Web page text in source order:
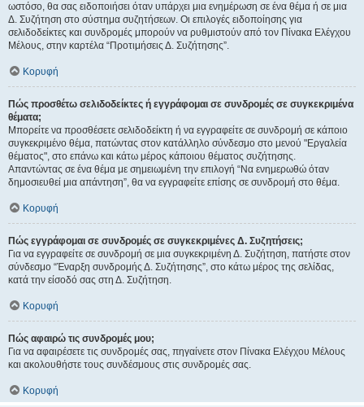
ωστόσο, θα σας ειδοποιήσει όταν υπάρχει μια ενημέρωση σε ένα θέμα ή σε μια
Δ. Συζήτηση στο σύστημα συζητήσεων. Οι επιλογές ειδοποίησης για
σελιδοδείκτες και συνδρομές μπορούν να ρυθμιστούν από τον Πίνακα Ελέγχου
Μέλους, στην καρτέλα “Προτιμήσεις Δ. Συζήτησης”.
Κορυφή
Πώς προσθέτω σελιδοδείκτες ή εγγράφομαι σε συνδρομές σε συγκεκριμένα
θέματα;
Μπορείτε να προσθέσετε σελιδοδείκτη ή να εγγραφείτε σε συνδρομή σε κάποιο
συγκεκριμένο θέμα, πατώντας στον κατάλληλο σύνδεσμο στο μενού "Εργαλεία
θέματος", στο επάνω και κάτω μέρος κάποιου θέματος συζήτησης.
Απαντώντας σε ένα θέμα με σημειωμένη την επιλογή “Να ενημερωθώ όταν
δημοσιευθεί μια απάντηση”, θα να εγγραφείτε επίσης σε συνδρομή στο θέμα.
Κορυφή
Πώς εγγράφομαι σε συνδρομές σε συγκεκριμένες Δ. Συζητήσεις;
Για να εγγραφείτε σε συνδρομή σε μια συγκεκριμένη Δ. Συζήτηση, πατήστε στον
σύνδεσμο “Έναρξη συνδρομής Δ. Συζήτησης”, στο κάτω μέρος της σελίδας,
κατά την είσοδό σας στη Δ. Συζήτηση.
Κορυφή
Πώς αφαιρώ τις συνδρομές μου;
Για να αφαιρέσετε τις συνδρομές σας, πηγαίνετε στον Πίνακα Ελέγχου Μέλους
και ακολουθήστε τους συνδέσμους στις συνδρομές σας.
Κορυφή